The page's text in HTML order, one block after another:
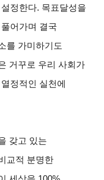
정한다. 목표달성을
어가며 결국
를 가미하기도
거꾸로 우리 사회가
정적인 실천에
갖고 있는
교적 분명한